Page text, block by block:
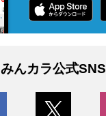
みんカラ公式SNS